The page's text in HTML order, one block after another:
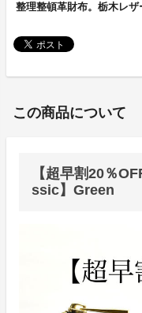
整理整頓革財布。栃木レザ
この商品について
【超早割20％
ssic】Green